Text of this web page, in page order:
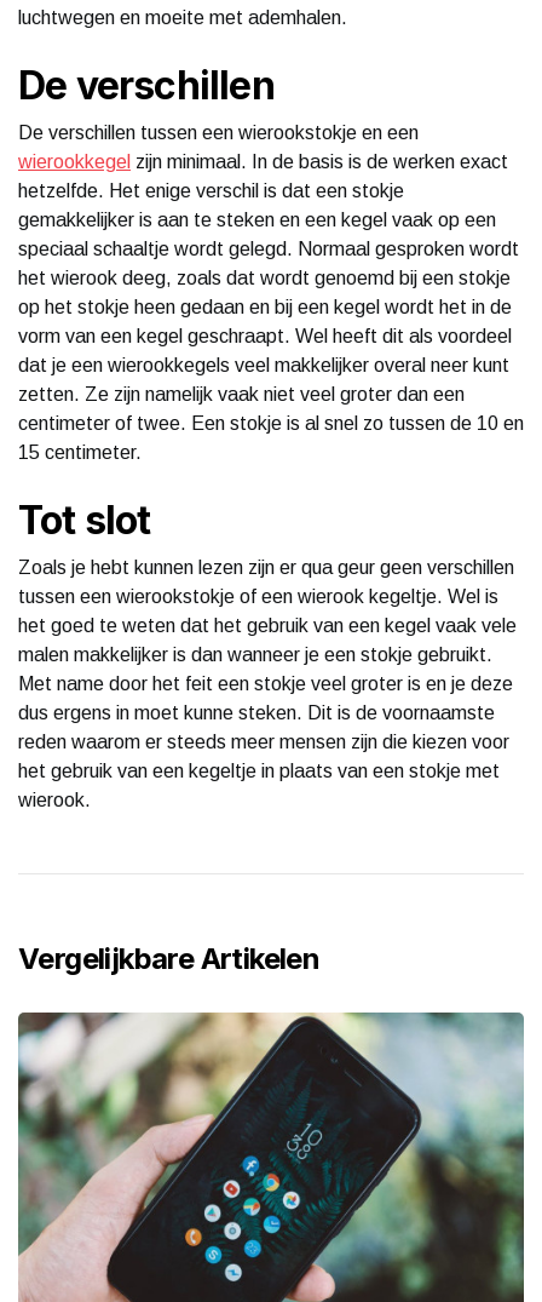
luchtwegen en moeite met ademhalen.
De verschillen
De verschillen tussen een wierookstokje en een
wierookkegel zijn minimaal. In de basis is de werken exact
hetzelfde. Het enige verschil is dat een stokje
gemakkelijker is aan te steken en een kegel vaak op een
speciaal schaaltje wordt gelegd. Normaal gesproken wordt
het wierook deeg, zoals dat wordt genoemd bij een stokje
op het stokje heen gedaan en bij een kegel wordt het in de
vorm van een kegel geschraapt. Wel heeft dit als voordeel
dat je een wierookkegels veel makkelijker overal neer kunt
zetten. Ze zijn namelijk vaak niet veel groter dan een
centimeter of twee. Een stokje is al snel zo tussen de 10 en
15 centimeter.
Tot slot
Zoals je hebt kunnen lezen zijn er qua geur geen verschillen
tussen een wierookstokje of een wierook kegeltje. Wel is
het goed te weten dat het gebruik van een kegel vaak vele
malen makkelijker is dan wanneer je een stokje gebruikt.
Met name door het feit een stokje veel groter is en je deze
dus ergens in moet kunne steken. Dit is de voornaamste
reden waarom er steeds meer mensen zijn die kiezen voor
het gebruik van een kegeltje in plaats van een stokje met
wierook.
Vergelijkbare Artikelen